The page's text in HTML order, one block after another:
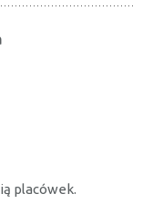
placówek.